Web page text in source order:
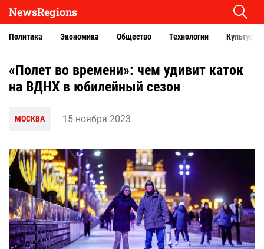
NewsRegions
Политика Экономика Общество Технологии Культура
«Полет во времени»: чем удивит каток
на ВДНХ в юбилейный сезон
МОСКВА 15 ноября 2023